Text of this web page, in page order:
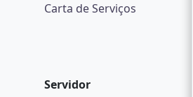
Carta de Serviços
Servidor